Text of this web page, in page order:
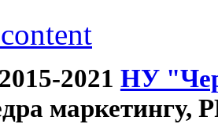
2021 НУ
маркетингу,